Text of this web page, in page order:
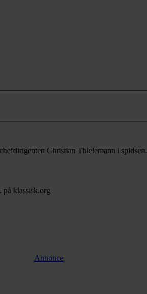
Christian Thielemann i spidsen.
på klassisk.org
Annonce